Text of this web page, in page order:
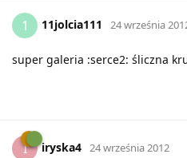
1 11jolcia111 24 września
super galeria :serce2: śliczna
I iryska4 24 września 2012